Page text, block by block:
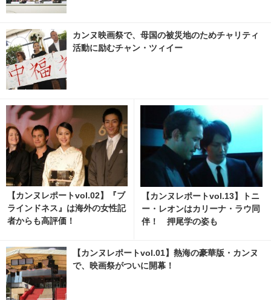
カンヌ映画祭で、母国の被災地のためチャリティ
活動に励むチャン・ツィイー
【カンヌレポートvol.02】『ブ
ラインドネス』は海外の女性記
者からも高評価！
【カンヌレポートvol.13】トニ
ー・レオンはカリーナ・ラウ同
伴！ 押尾学の姿も
【カンヌレポートvol.01】熱海の豪華版・カンヌ
で、映画祭がついに開幕！